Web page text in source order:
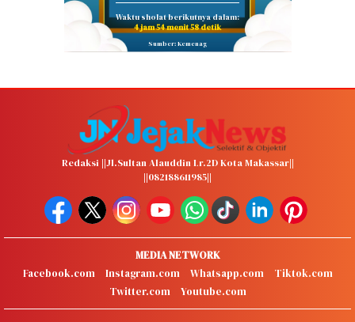
Waktu sholat berikutnya dalam:
4 jam 54 menit 57 detik
Sumber: Kemenag
Redaksi ||Jl.Sultan Alauddin Lr.2D Kota Makassar||
||082188611985||
MEDIA NETWORK
Facebook.com
Instagram.com Whatsapp.com
Tiktok.com
Twitter.com
Youtube.com